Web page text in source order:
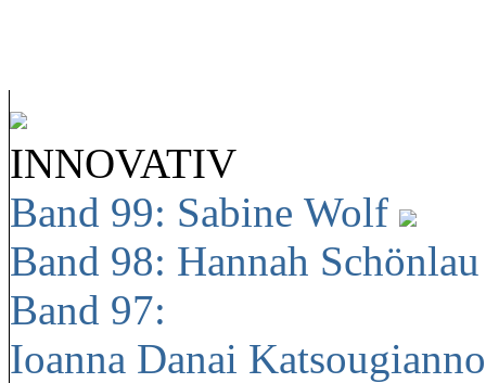
INNOVATIV
Band 99: Sabine Wolf
Band 98: Hannah
Band 97:
Ioanna Danai